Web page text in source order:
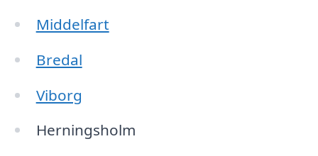
Middelfart
Bredal
Viborg
Herningsholm